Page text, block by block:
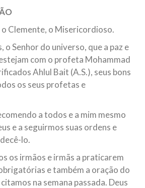
o Clemente, o Misericordioso.
o Senhor do universo, que a paz e
com o profeta Mohammad
Ahlul Bait (A.S.), seus bons
os seus profetas e
a todos e a mim mesmo
e a seguirmos suas ordens e
lo.
os irmãos e irmãs a praticarem
e também a oração do
na semana passada. Deus